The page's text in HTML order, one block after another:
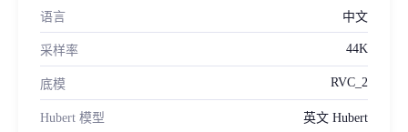
语言 中文
采样率 44K
底模 RVC_2
Hubert 模型 英文 Hubert